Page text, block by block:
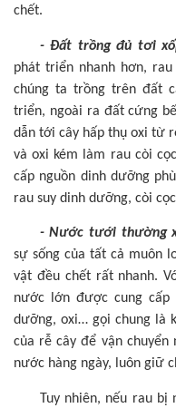
chết.
- Đất trồng đủ tơi
phát triển nhanh hơn,
chúng ta trồng trên đất
triển, ngoài ra đất cứng
dẫn tới cây hấp thụ oxi từ
và oxi kém làm rau còi
cấp nguồn dinh dưỡng
rau suy dinh dưỡng, còi
- Nước tưới thường
sự sống của tất cả muôn
vật đều chết rất nhanh.
nước lớn được cung cấp
dưỡng, oxi… gọi chung là
của rễ cây để vận
nước hàng ngày, luôn giữ
Tuy nhiên, nếu rau